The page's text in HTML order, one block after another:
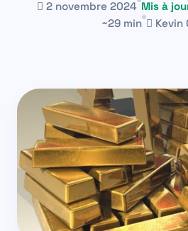
2 novembre 2024 Mis à
~29 min
Kevin